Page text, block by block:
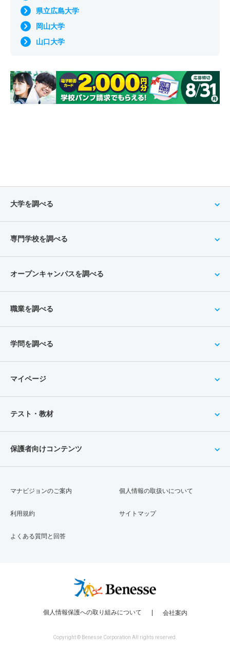
県立広島大学
岡山大学
山口大学
大学を調べる
専門学校を調べる
オープンキャンパスを調べる
職業を調べる
学問を調べる
マイページ
テスト・教材
保護者向けコンテンツ
マナビジョンのご案内
利用規約
よくある質問と回答
個人情報の取扱いについて
サイトマップ
個人情報保護への取り組みについて 会社案内
Copyright © Benesse Corporation All rights reserved.